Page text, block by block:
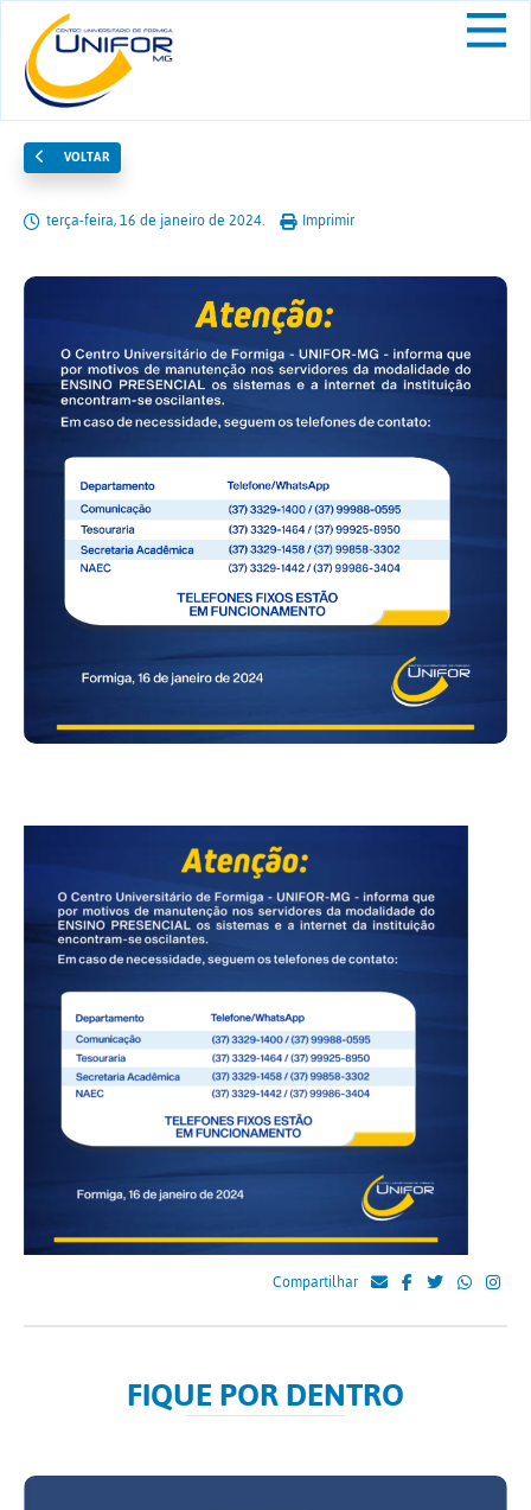
VOLTAR
terça-feira, 16 de janeiro de 2024. Imprimir
Compartilhar
FIQUE POR DENTRO